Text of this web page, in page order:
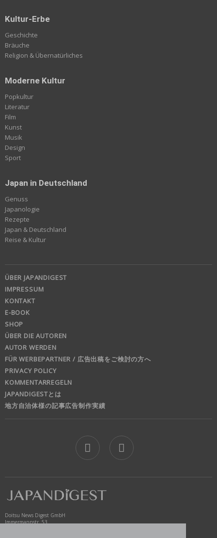
Kultur-Erbe
Geschichte
Bräuche
Religion & Übernatürliches
Moderne Kultur
Popkultur
Literatur
Film
Kunst
Musik
Design
Sport
Japan in Deutschland
Genuss
Japanologie
Rezepte
Japan & Deutschland
Reise & Kultur
ÜBER JAPANDIGEST
IMPRESSUM
KONTAKT
E-BOOK
SHOP
ÜBER DIE AUTOREN
AUTOR WERDEN
FÜR WERBEPARTNER / 広告出稿をご検討の方へ
PRIVACY POLICY
KOMMENTARREGELN
JAPANDIGESTとは
地方自治体様の記事広告制作実績
Doitsu News Digest GmbH
Immermannstr. 53